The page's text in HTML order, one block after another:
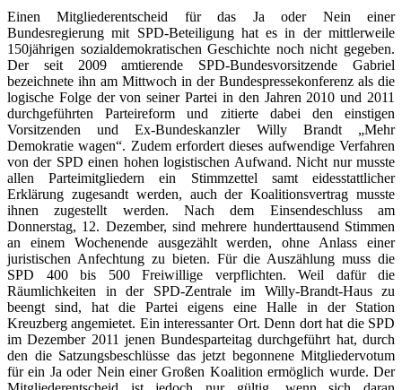
Einen Mitgliederentscheid für das Ja oder Nein einer
Bundesregierung mit SPD-Beteiligung hat es in der mittlerweile
150jährigen sozialdemokratischen Geschichte noch nicht gegeben.
Der seit 2009 amtierende SPD-Bundesvorsitzende Gabriel
bezeichnete ihn am Mittwoch in der Bundespressekonferenz als die
logische Folge der von seiner Partei in den Jahren 2010 und 2011
durchgeführten Parteireform und zitierte dabei den einstigen
Vorsitzenden und Ex-Bundeskanzler Willy Brandt „Mehr
Demokratie wagen“. Zudem erfordert dieses aufwendige Verfahren
von der SPD einen hohen logistischen Aufwand. Nicht nur musste
allen Parteimitgliedern ein Stimmzettel samt eidesstattlicher
Erklärung zugesandt werden, auch der Koalitionsvertrag musste
ihnen zugestellt werden. Nach dem Einsendeschluss am
Donnerstag, 12. Dezember, sind mehrere hunderttausend Stimmen
an einem Wochenende ausgezählt werden, ohne Anlass einer
juristischen Anfechtung zu bieten. Für die Auszählung muss die
SPD 400 bis 500 Freiwillige verpflichten. Weil dafür die
Räumlichkeiten in der SPD-Zentrale im Willy-Brandt-Haus zu
beengt sind, hat die Partei eigens eine Halle in der Station
Kreuzberg angemietet. Ein interessanter Ort. Denn dort hat die SPD
im Dezember 2011 jenen Bundesparteitag durchgeführt hat, durch
den die Satzungsbeschlüsse das jetzt begonnene Mitgliedervotum
für ein Ja oder Nein einer Großen Koalition ermöglich wurde. Der